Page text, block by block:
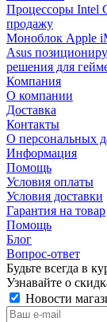
Процессоры Intel
продажу
Моноблок Apple
Asus
решения для
Компания
О компании
Доставка
Контакты
О персональных
Информация
Помощь
Условия оплаты
Условия доставки
Гарантия на товар
Помощь
Блог
Вопрос-ответ
Будьте всегда в
Узнавайте о
Новости